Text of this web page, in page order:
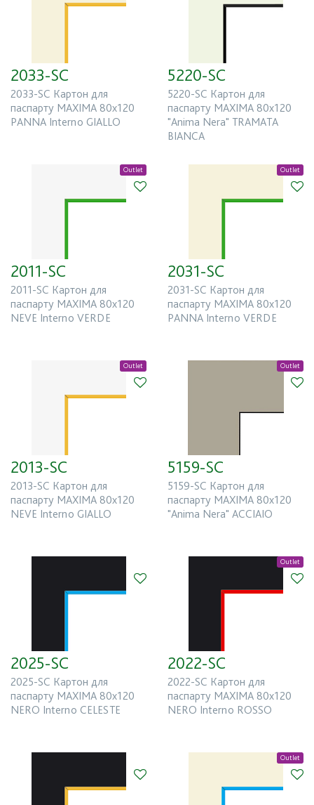
Новинка
OUTLET
Есть в наличии
2033-SC
2033-SC Картон для
паспарту MAXIMA 80x120
PANNA Interno GIALLO
5220-SC
5220-SC Картон для
паспарту MAXIMA 80x120
"Anima Nera" TRAMATA
BIANCA
Outlet
2011-SC
2011-SC Картон для
паспарту MAXIMA 80x120
NEVE Interno VERDE
Outlet
2031-SC
2031-SC Картон для
паспарту MAXIMA 80x120
PANNA Interno VERDE
Outlet
2013-SC
2013-SC Картон для
паспарту MAXIMA 80x120
NEVE Interno GIALLO
Outlet
5159-SC
5159-SC Картон для
паспарту MAXIMA 80x120
"Anima Nera" ACCIAIO
2025-SC
2025-SC Картон для
паспарту MAXIMA 80x120
NERO Interno CELESTE
Outlet
2022-SC
2022-SC Картон для
паспарту MAXIMA 80x120
NERO Interno ROSSO
Outlet